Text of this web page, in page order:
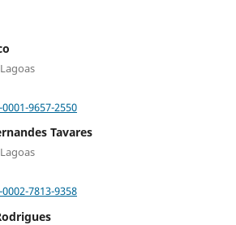
9657-2550
Tavares
7813-9358